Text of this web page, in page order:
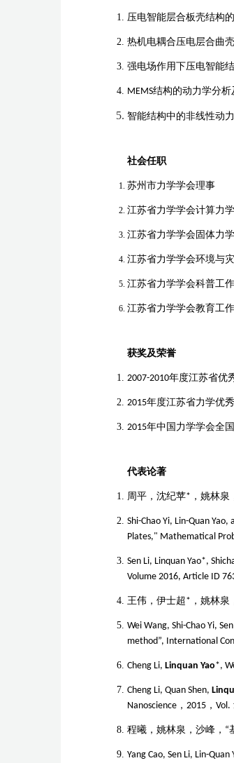
压电智能层合板壳结构的
热机电耦合压电层合曲
强电场作用下压电智能
MEMS结构的动力学分析
智能结构中的非线性动
社会任职
苏州市力学学会理事
江苏省力学学会计算力
江苏省力学学会固体力
江苏省力学学会环境与
江苏省力学学会科普工
江苏省力学学会教育工
获奖及荣誉
2007-2010年度江苏省优
2015年度江苏省力学优
2015年中国力学学会全
代表论著
周平，沈纪苹* ，姚林
Shi-Chao Yi, Lin-Quan Yao,
Plates," Mathematical
Sen Li, Linquan Yao*,
Volume 2016, Article ID
王伟，伊士超* ，姚林泉
Wei Wang, Shi-Chao Yi,
method”, International
Cheng Li, Linquan Yao*,
Cheng Li, Quan Shen,
Nanoscience ， 2015 ， Vol.
程曦，姚林泉，沙峰， “
Yang Cao, Sen Li, Lin-Quan